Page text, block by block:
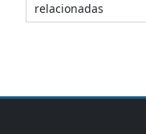
relacionadas